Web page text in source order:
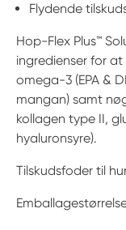
Flydende
Hop-Flex Plus™
ingredienser for
omega-3 (EPA &
mangan) samt
kollagen type II,
hyaluronsyre).
Tilskudsfoder til